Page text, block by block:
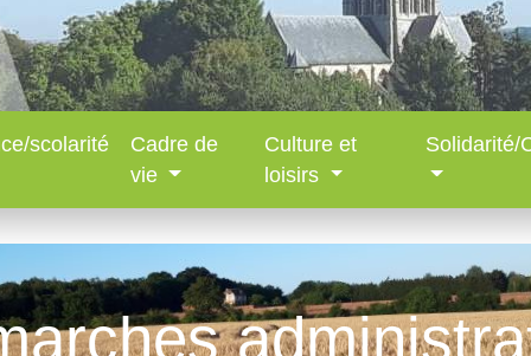
scolarité
Cadre de
vie
Culture et
loisirs
Solidarité/